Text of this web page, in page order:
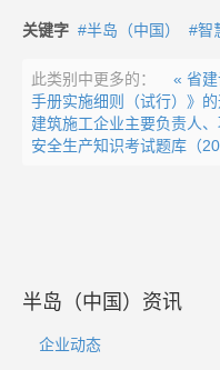
关键字 半岛（中国） 智
此类别中更多的：
« 省
手册实施细则（试行）》的
建筑施工企业主要负责人
安全生产知识考试题库（
半岛（中国）资讯
企业动态